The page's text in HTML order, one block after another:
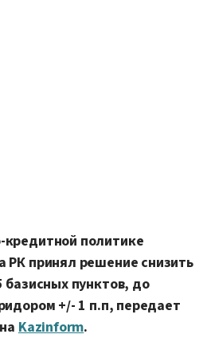
политике
РК принял решение снизить
базисных пунктов, до
+/- 1 п.п, передает
Kazinform.